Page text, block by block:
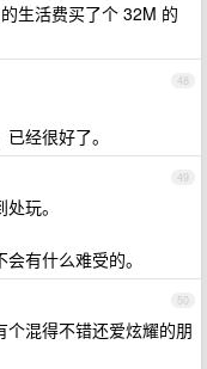
生活费买了个 32M 的
48
经很好了。
49
玩。
有什么难受的。
50
混得不错还爱炫耀的朋